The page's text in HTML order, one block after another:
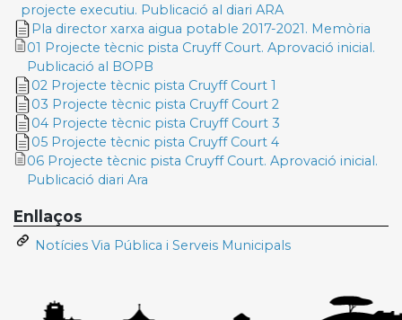
projecte executiu. Publicació al diari ARA
Pla director xarxa aigua potable 2017-2021. Memòria
01 Projecte tècnic pista Cruyff Court. Aprovació inicial.
Publicació al BOPB
02 Projecte tècnic pista Cruyff Court 1
03 Projecte tècnic pista Cruyff Court 2
04 Projecte tècnic pista Cruyff Court 3
05 Projecte tècnic pista Cruyff Court 4
06 Projecte tècnic pista Cruyff Court. Aprovació inicial.
Publicació diari Ara
Enllaços
Notícies Via Pública i Serveis Municipals